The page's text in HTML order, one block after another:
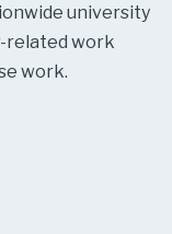
university
related work
work.